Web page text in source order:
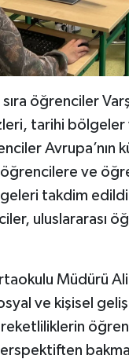
öğrenciler
tarihi
Avrupa’nın
ve
takdim
uluslararası
Müdürü
ve kişisel